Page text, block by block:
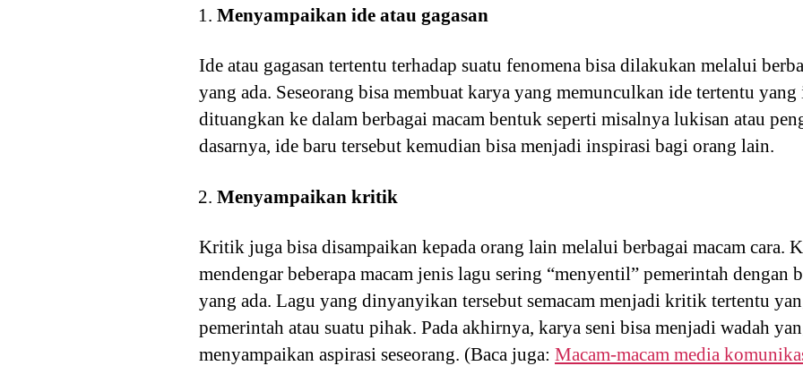
Menyampaikan ide atau gagasan
Ide atau gagasan tertentu terhadap suatu fenomena bisa dilakukan melalui
yang ada. Seseorang bisa membuat karya yang memunculkan ide tertentu
dituangkan ke dalam berbagai macam bentuk seperti misalnya lukisan atau
dasarnya, ide baru tersebut kemudian bisa menjadi inspirasi bagi orang lain.
Menyampaikan kritik
Kritik juga bisa disampaikan kepada orang lain melalui berbagai macam cara.
mendengar beberapa macam jenis lagu sering “menyentil” pemerintah dengan
yang ada. Lagu yang dinyanyikan tersebut semacam menjadi kritik tertentu
pemerintah atau suatu pihak. Pada akhirnya, karya seni bisa menjadi wadah
menyampaikan aspirasi seseorang. (Baca juga: Macam-macam media